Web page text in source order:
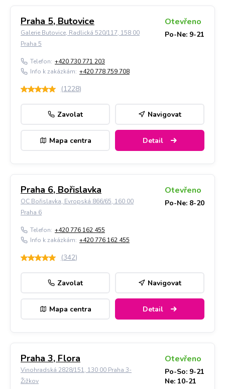
Praha 5, Butovice
Galerie Butovice, Radlická 520/117, 158 00
Praha 5
Otevřeno
Po-Ne: 9-21
Telefon: +420 730 771 203
Info k zakázkám: +420 778 759 708
(1228)
Zavolat Navigovat
Mapa centra Detail
Praha 6, Bořislavka
OC Bořislavka, Evropská 866/65, 160 00
Praha 6
Otevřeno
Po-Ne: 8-20
Telefon: +420 776 162 455
Info k zakázkám: +420 776 162 455
(342)
Zavolat Navigovat
Mapa centra Detail
Praha 3, Flora
Vinohradská 2828/151, 130 00 Praha 3-
Žižkov
Otevřeno
Po-So: 9-21
Ne: 10-21